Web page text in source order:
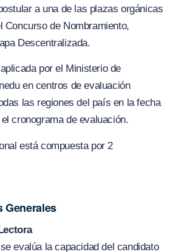
a una de las plazas orgánicas
Concurso de Nombramiento,
Descentralizada.
por el Ministerio de
en centros de evaluación
las regiones del país en la fecha
cronograma de evaluación.
está compuesta por 2
Generales
evalúa la capacidad del candidato